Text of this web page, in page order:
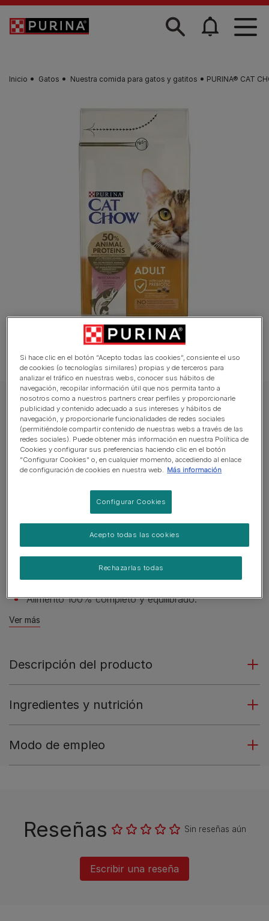
Skip to main content
Inicio Gatos Nuestra comida para gatos y gatitos PURINA® CAT
CAT CHOW Gato Pienso
PURINA® CAT CHOW® Adulto con Salmón
Sin reseñas aún
Formulado con achicoria, un prebiótico natural que
ayuda a mejorar la función digestiva de su gato.
50% proteína animal (del total de proteína de la
fórmula).
Con ingredientes naturales.
Alimento 100% completo y equilibrado.
Ver más
Descripción del producto
Ingredientes y nutrición
Modo de empleo
Reseñas Sin reseñas aún
Escribir una reseña
Si hace clic en el botón “Acepto todas las cookies”, consiente el uso
de cookies (o tecnologías similares) propias y de terceros para
analizar el tráfico en nuestras webs, conocer sus hábitos de
navegación, recopilar información útil que nos permita tanto a
nosotros como a nuestros partners crear perfiles y proporcionarle
publicidad y contenido adecuado a sus intereses y hábitos de
navegación, y proporcionarle funcionalidades de redes sociales
(permitiéndole compartir contenido de nuestras webs a través de las
redes sociales). Puede obtener más información en nuestra Política de
Cookies y configurar sus preferencias haciendo clic en el botón
“Configurar Cookies” o, en cualquier momento, accediendo al enlace
de configuración de cookies en nuestra web. Más información
Configurar Cookies
Rechazarlas todas
Acepto todas las cookies